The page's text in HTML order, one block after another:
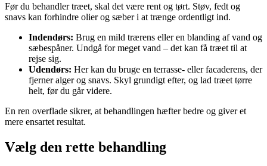
Før du behandler træet, skal det være rent og tørt. Støv, fedt og
snavs kan forhindre olier og sæber i at trænge ordentligt ind.
Indendørs: Brug en mild trærens eller en blanding af vand og
sæbespåner. Undgå for meget vand – det kan få træet til at
rejse sig.
Udendørs: Her kan du bruge en terrasse- eller facaderens, der
fjerner alger og snavs. Skyl grundigt efter, og lad træet tørre
helt, før du går videre.
En ren overflade sikrer, at behandlingen hæfter bedre og giver et
mere ensartet resultat.
Vælg den rette behandling